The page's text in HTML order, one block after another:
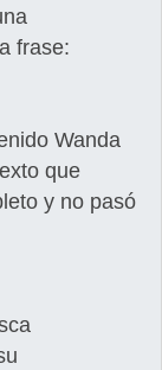
frase:
Wanda
que
y no pasó